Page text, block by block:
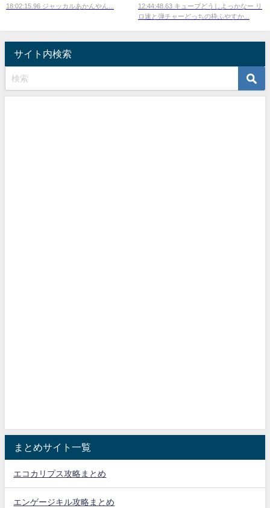
18:02:15.96 ジャッカルあかんやん...
12:44:48.63 キューブどうしよっかなー リ
ロ速と弾チャーどっちの枠ふやすか...
サイト内検索
まとめサイト一覧
エコカリプス攻略まとめ
エンゲージキル攻略まとめ